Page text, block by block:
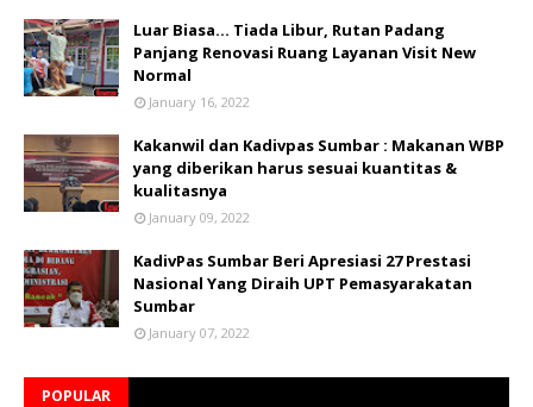
Luar Biasa... Tiada Libur, Rutan Padang
Panjang Renovasi Ruang Layanan Visit New
Normal
January 16, 2022
Kakanwil dan Kadivpas Sumbar : Makanan WBP
yang diberikan harus sesuai kuantitas &
kualitasnya
January 09, 2022
KadivPas Sumbar Beri Apresiasi 27 Prestasi
Nasional Yang Diraih UPT Pemasyarakatan
Sumbar
January 07, 2022
POPULAR